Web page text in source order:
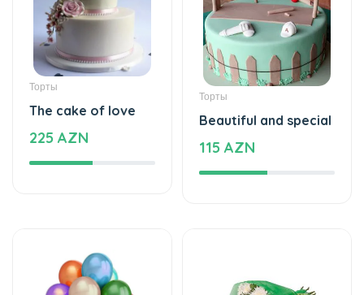
Торты
The cake of love
225 AZN
Торты
Beautiful and special
115 AZN